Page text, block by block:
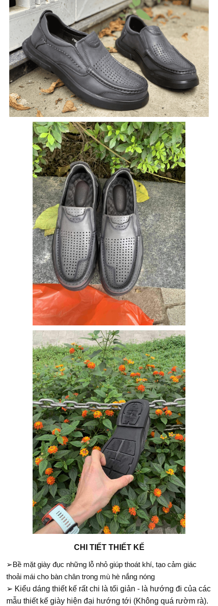
CHI TIẾT THIẾT KẾ
➢Bề mặt giày đục những lỗ nhỏ giúp thoát khí, tạo cảm giác
thoải mái cho bàn chân trong mù hè nắng nóng
➢ Kiểu dáng thiết kế rất chi là tối giản - là hướng đi của các
mẫu thiết kế giày hiện đại hướng tới (Không quá rườm rà).